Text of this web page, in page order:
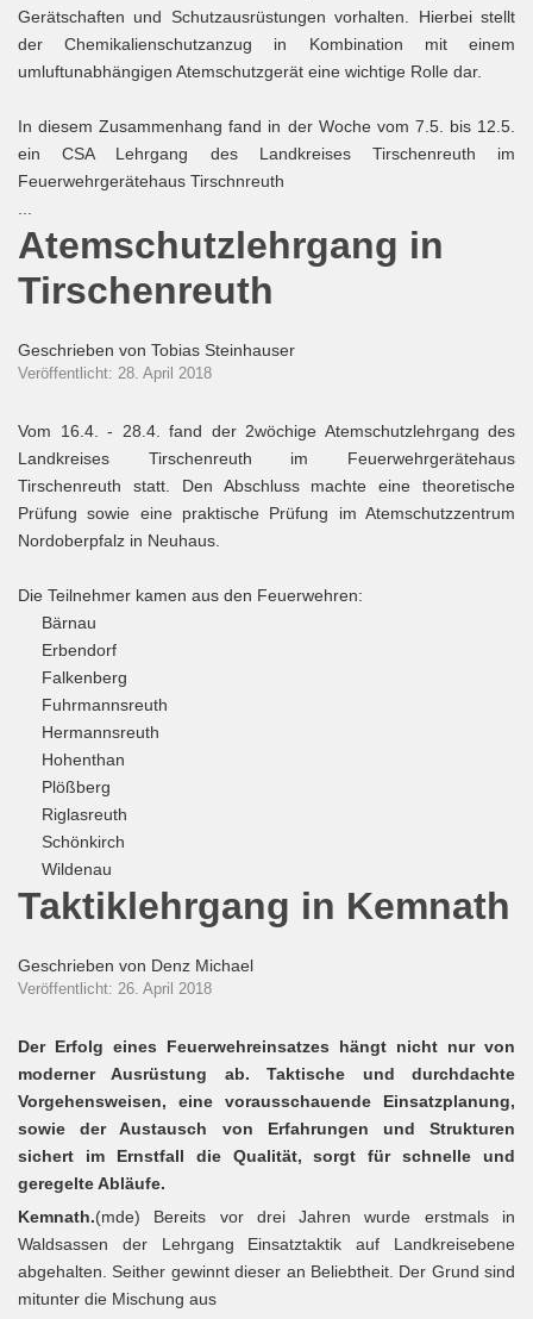
Gerätschaften und Schutzausrüstungen vorhalten. Hierbei stellt
der Chemikalienschutzanzug in Kombination mit einem
umluftunabhängigen Atemschutzgerät eine wichtige Rolle dar.
In diesem Zusammenhang fand in der Woche vom 7.5. bis 12.5.
ein CSA Lehrgang des Landkreises Tirschenreuth im
Feuerwehrgerätehaus Tirschnreuth
Atemschutzlehrgang in
Tirschenreuth
Geschrieben von Tobias Steinhauser
Veröffentlicht: 28. April 2018
Vom 16.4. - 28.4. fand der 2wöchige Atemschutzlehrgang des
Landkreises Tirschenreuth im Feuerwehrgerätehaus
Tirschenreuth statt. Den Abschluss machte eine theoretische
Prüfung sowie eine praktische Prüfung im Atemschutzzentrum
Nordoberpfalz in Neuhaus.
Die Teilnehmer kamen aus den Feuerwehren:
Bärnau
Erbendorf
Falkenberg
Fuhrmannsreuth
Hermannsreuth
Hohenthan
Plößberg
Riglasreuth
Schönkirch
Wildenau
Taktiklehrgang in Kemnath
Geschrieben von Denz Michael
Veröffentlicht: 26. April 2018
Der Erfolg eines Feuerwehreinsatzes hängt nicht nur von
moderner Ausrüstung ab. Taktische und durchdachte
Vorgehensweisen, eine vorausschauende Einsatzplanung,
sowie der Austausch von Erfahrungen und Strukturen
sichert im Ernstfall die Qualität, sorgt für schnelle und
geregelte Abläufe.
Kemnath.(mde) Bereits vor drei Jahren wurde erstmals in
Waldsassen der Lehrgang Einsatztaktik auf Landkreisebene
abgehalten. Seither gewinnt dieser an Beliebtheit. Der Grund sind
mitunter die Mischung aus